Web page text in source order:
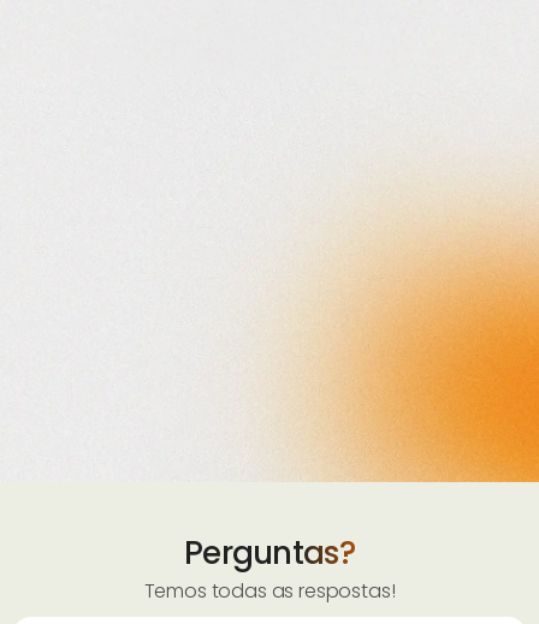
Perguntas?
Temos todas as respostas!